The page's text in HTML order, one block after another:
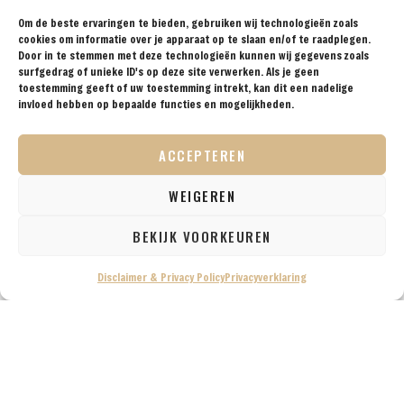
Om de beste ervaringen te bieden, gebruiken wij technologieën zoals
cookies om informatie over je apparaat op te slaan en/of te raadplegen.
Door in te stemmen met deze technologieën kunnen wij gegevens zoals
surfgedrag of unieke ID's op deze site verwerken. Als je geen
toestemming geeft of uw toestemming intrekt, kan dit een nadelige
invloed hebben op bepaalde functies en mogelijkheden.
ACCEPTEREN
WEIGEREN
BEKIJK VOORKEUREN
Disclaimer & Privacy PolicyPrivacyverklaring
praktische reistips aan voor de avontuurlijke
reiziger. Met onze tips, reisroutes en
reisverslagen ga je met een gerust hart op reis!
VOLG ONS OP SOCIAL